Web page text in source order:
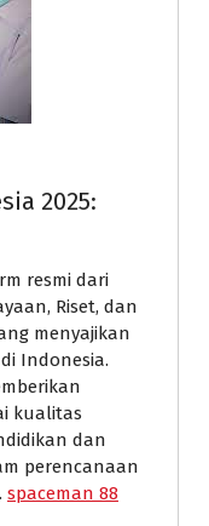
2025:
resmi dari
Riset, dan
menyajikan
Indonesia.
kualitas
dan
perencanaan
spaceman 88